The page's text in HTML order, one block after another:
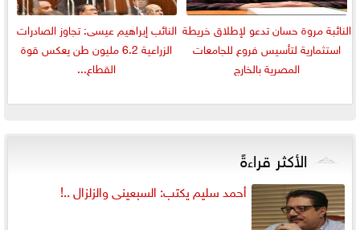
النائبة مروة حسان تدعو لإطلاق خريطة
استثمارية لتأسيس فروع للجامعات
المصرية بالخارج
النائب إبراهيم عيسى: تجاوز الصادرات
الزراعية 6.2 مليون طن يعكس قوة
القطاع...
الأكثر قراءةً
أحمد سليم يكتب: السبعينى والزلزال ..!